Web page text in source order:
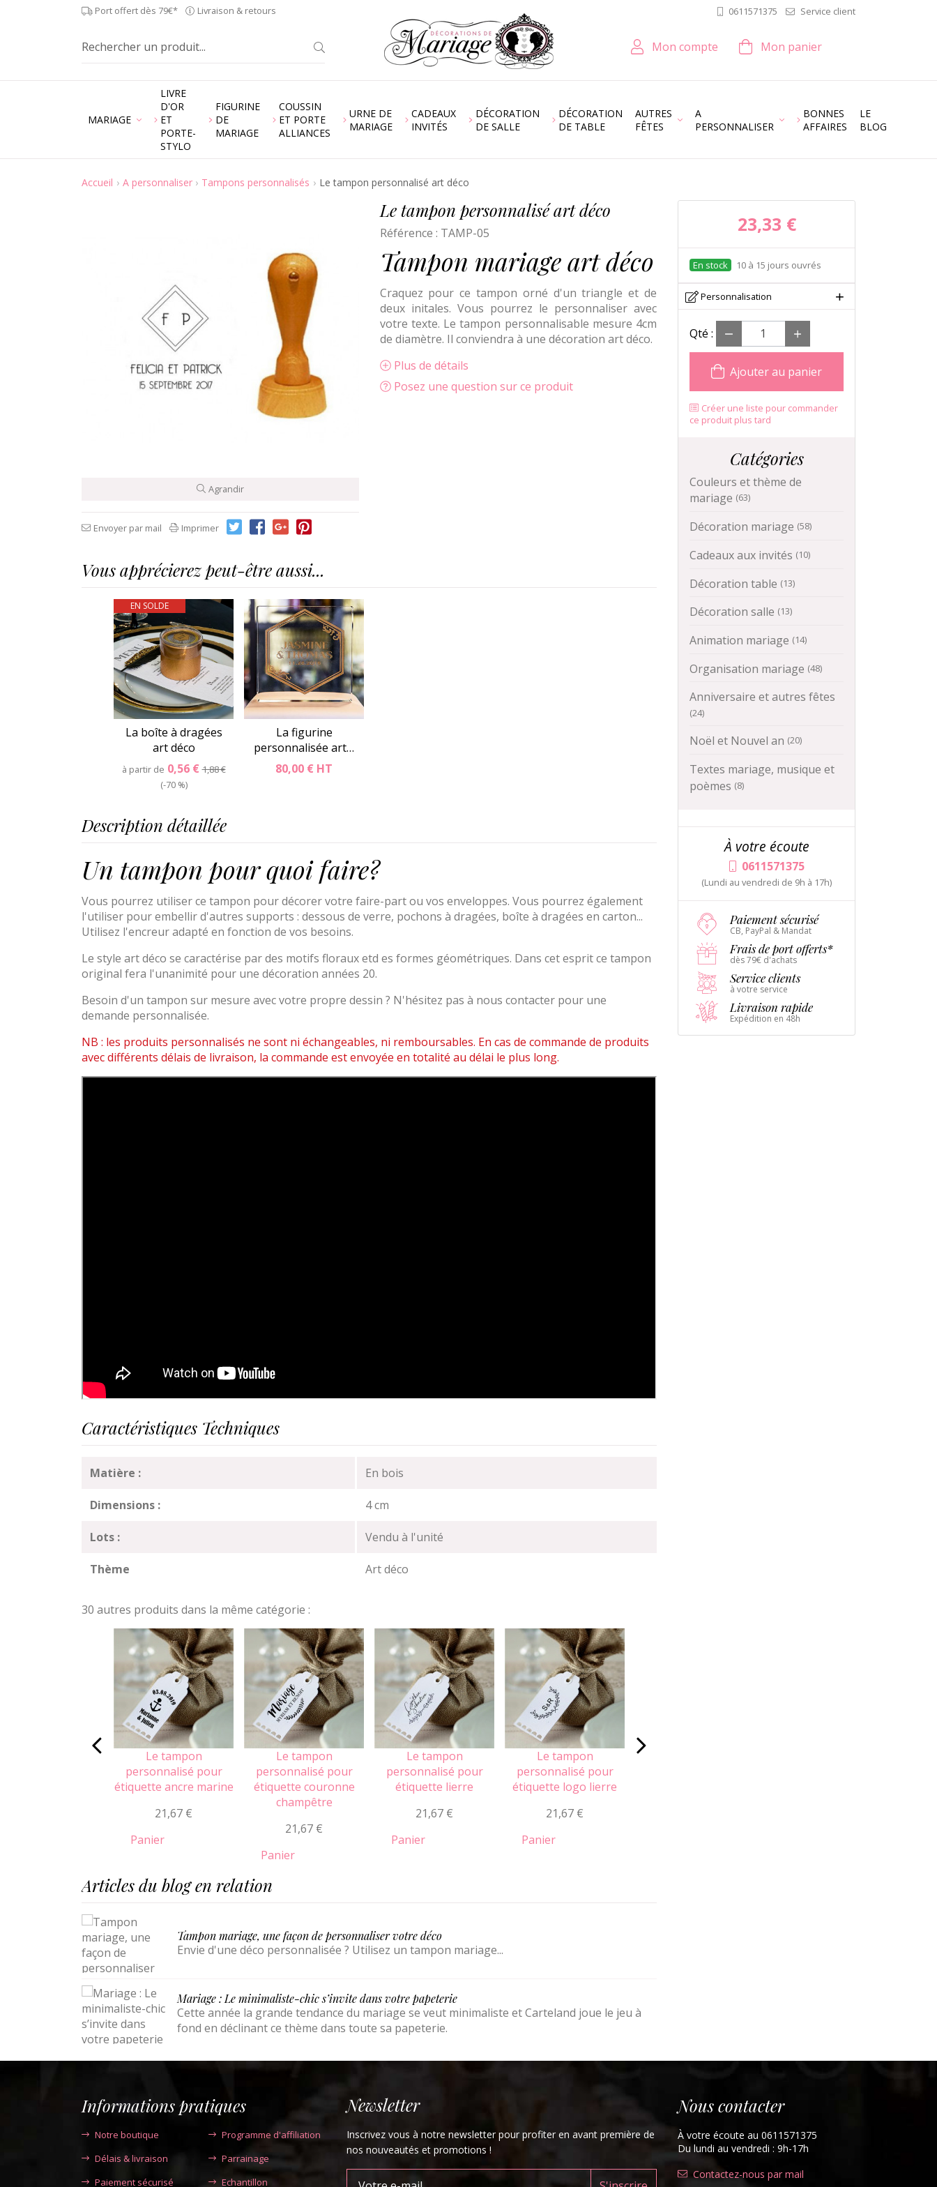
Port offert dès 79€* Livraison & retours 0611571375 Service client
Mon compte Mon panier
MARIAGE
LIVRE
D'OR
ET
PORTE-
STYLO
FIGURINE
DE
MARIAGE
COUSSIN
ET PORTE
ALLIANCES
URNE DE
MARIAGE
CADEAUX
INVITÉS
DÉCORATION
DE SALLE
DÉCORATION
DE TABLE
AUTRES
FÊTES
A
PERSONNALISER
BONNES
AFFAIRES
LE
BLOG
Accueil A personnaliser Tampons personnalisés Le tampon personnalisé art déco
Agrandir
Envoyer par mail Imprimer
Le tampon personnalisé art déco
Référence : TAMP-05
Tampon mariage art déco
Craquez pour ce tampon orné d'un triangle et de
deux initales. Vous pourrez le personnaliser avec
votre texte. Le tampon personnalisable mesure 4cm
de diamètre. Il conviendra à une décoration art déco.
Plus de détails
Posez une question sur ce produit
Vous apprécierez peut-être aussi...
EN SOLDE
La boîte à dragées
art déco
à partir de 0,56 €1,88 €
-70 %
La figurine
personnalisée art…
80,00 € HT
Description détaillée
Un tampon pour quoi faire?
Vous pourrez utiliser ce tampon pour décorer votre faire-part ou vos enveloppes. Vous pourrez également
l'utiliser pour embellir d'autres supports : dessous de verre, pochons à dragées, boîte à dragées en carton...
Utilisez l'encreur adapté en fonction de vos besoins.
Le style art déco se caractérise par des motifs floraux etd es formes géométriques. Dans cet esprit ce tampon
original fera l'unanimité pour une décoration années 20.
Besoin d'un tampon sur mesure avec votre propre dessin ? N'hésitez pas à nous contacter pour une
demande personnalisée.
NB : les produits personnalisés ne sont ni échangeables, ni remboursables. En cas de commande de produits
avec différents délais de livraison, la commande est envoyée en totalité au délai le plus long.
Caractéristiques Techniques
Matière : En bois
Dimensions : 4 cm
Lots : Vendu à l'unité
Thème Art déco
30 autres produits dans la même catégorie :
Le tampon
personnalisé pour
étiquette ancre marine
21,67 €
Panier
Le tampon
personnalisé pour
étiquette couronne
champêtre
21,67 €
Panier
Le tampon
personnalisé pour
étiquette lierre
21,67 €
Panier
Le tampon
personnalisé pour
étiquette logo lierre
21,67 €
Panier
Articles du blog en relation
Tampon mariage, une façon de personnaliser votre déco
Envie d'une déco personnalisée ? Utilisez un tampon mariage...
Mariage : Le minimaliste-chic s’invite dans votre papeterie
Cette année la grande tendance du mariage se veut minimaliste et Carteland joue le jeu à
fond en déclinant ce thème dans toute sa papeterie.
23,33 €
10 à 15 jours ouvrés
Personnalisation
Qté :
Ajouter au panier
Créer une liste pour commander
ce produit plus tard
Catégories
Couleurs et thème de
mariage (63)
Décoration mariage (58)
Cadeaux aux invités (10)
Décoration table (13)
Décoration salle (13)
Animation mariage (14)
Organisation mariage (48)
Anniversaire et autres fêtes
(24)
Noël et Nouvel an (20)
Textes mariage, musique et
poèmes (8)
À votre écoute
0611571375
(Lundi au vendredi de 9h à 17h)
Paiement sécurisé
CB, PayPal & Mandat
Frais de port offerts*
dès 79€ d'achats
Service clients
à votre service
Livraison rapide
Expédition en 48h
Informations pratiques
Notre boutique
Délais & livraison
Paiement sécurisé
Programme d'affiliation
Parrainage
Echantillon
Newsletter
Inscrivez vous à notre newsletter pour profiter en avant première de
nos nouveautés et promotions !
Nous contacter
À votre écoute au 0611571375
Du lundi au vendredi : 9h-17h
Contactez-nous par mail